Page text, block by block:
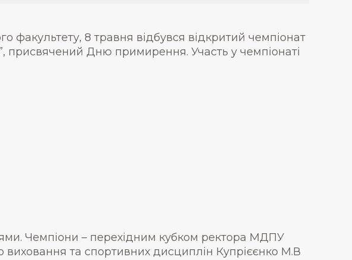
факультету, 8 травня відбувся відкритий чемпіонат
присвячений Дню примирення. Участь у чемпіонаті
Чемпіони – перехідним кубком ректора МДПУ
та спортивних дисциплін Купрієєнко М.В